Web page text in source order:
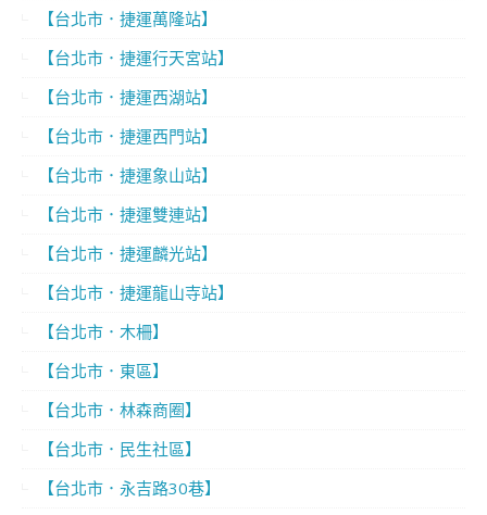
【台北市．捷運萬隆站】
【台北市．捷運行天宮站】
【台北市．捷運西湖站】
【台北市．捷運西門站】
【台北市．捷運象山站】
【台北市．捷運雙連站】
【台北市．捷運麟光站】
【台北市．捷運龍山寺站】
【台北市．木柵】
【台北市．東區】
【台北市．林森商圈】
【台北市．民生社區】
【台北市．永吉路30巷】